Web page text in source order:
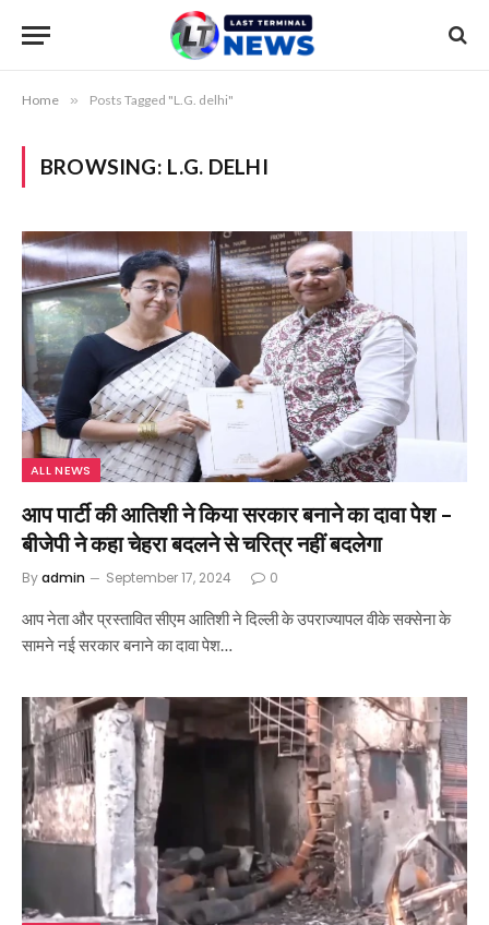
Home » Posts Tagged "L.G. delhi"
BROWSING: L.G. DELHI
ALL NEWS
आप पार्टी की आतिशी ने किया सरकार बनाने का दावा पेश –
बीजेपी ने कहा चेहरा बदलने से चरित्र नहीं बदलेगा
Byadmin September 17, 2024 0
आप नेता और प्रस्तावित सीएम आतिशी ने दिल्ली के उपराज्यापल वीके सक्सेना के
सामने नई सरकार बनाने का दावा पेश…